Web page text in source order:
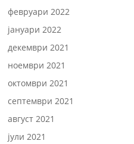
февруари 2022
јануари 2022
декември 2021
ноември 2021
октомври 2021
септември 2021
август 2021
јули 2021